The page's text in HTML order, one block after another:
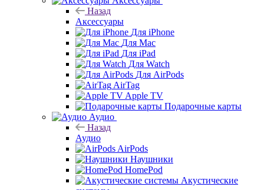
Назад
Аксессуары
Для iPhone
Для Mac
Для iPad
Для Watch
Для AirPods
AirTag
Apple TV
Подарочные карты
Аудио
Назад
Аудио
AirPods
Наушники
HomePod
Акустические